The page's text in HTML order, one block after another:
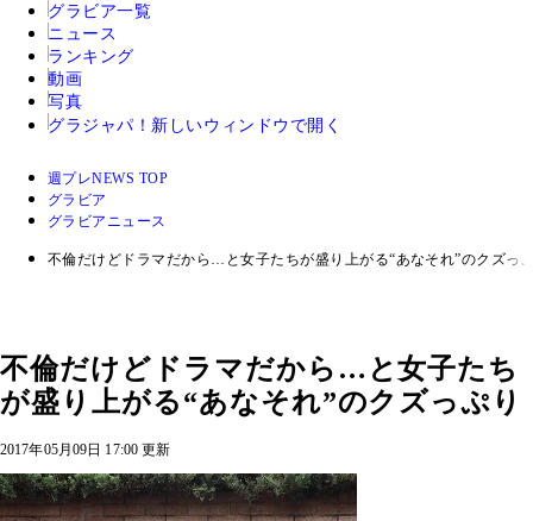
グラビア一覧
ニュース
ランキング
動画
写真
グラジャパ！ 新しいウィンドウで開く
週プレNEWS TOP
グラビア
グラビアニュース
不倫だけどドラマだから…と女子たちが盛り上がる“あなそれ”のクズっ
不倫だけどドラマだから…と女子たち
が盛り上がる“あなそれ”のクズっぷり
2017年05月09日 17:00 更新